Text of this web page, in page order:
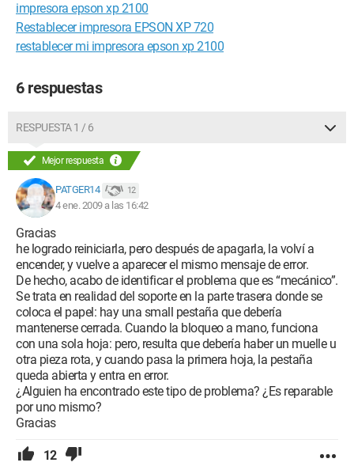
impresora epson xp 2100
Restablecer impresora EPSON XP 720
restablecer mi impresora epson xp 2100
6 respuestas
RESPUESTA 1 / 6
Mejor respuesta
PATGER14 12
4 ene. 2009 a las 16:42
Gracias
he logrado reiniciarla, pero después de apagarla, la volví a
encender, y vuelve a aparecer el mismo mensaje de error.
De hecho, acabo de identificar el problema que es “mecánico”.
Se trata en realidad del soporte en la parte trasera donde se
coloca el papel: hay una small pestaña que debería
mantenerse cerrada. Cuando la bloqueo a mano, funciona
con una sola hoja: pero, resulta que debería haber un muelle u
otra pieza rota, y cuando pasa la primera hoja, la pestaña
queda abierta y entra en error.
¿Alguien ha encontrado este tipo de problema? ¿Es reparable
por uno mismo?
Gracias
12